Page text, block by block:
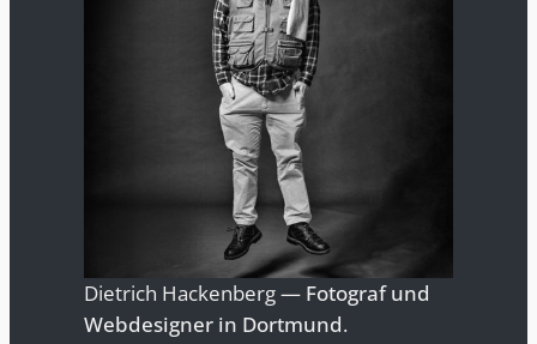
Dietrich Hackenberg — Fotograf und
Webdesigner in Dortmund.